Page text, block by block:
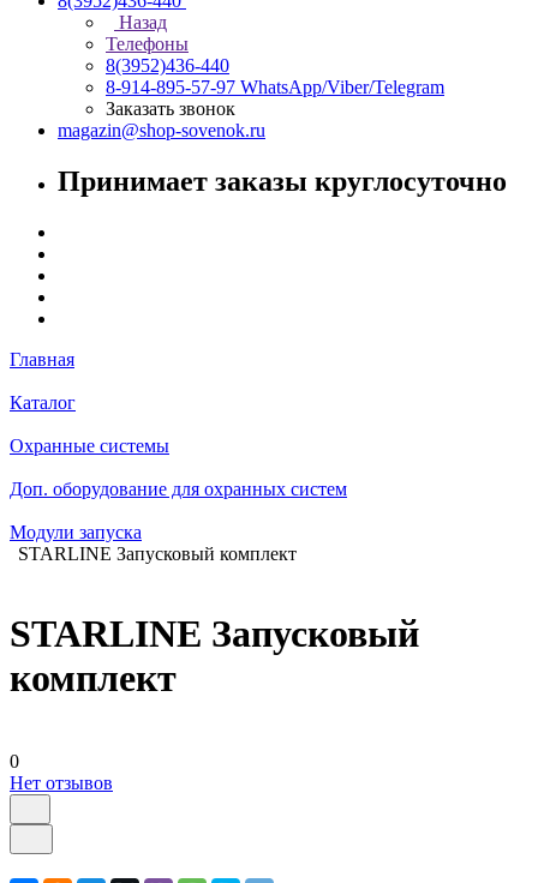
Назад
Телефоны
8(3952)436-440
8-914-895-57-97 WhatsApp/Viber/Telegram
Заказать звонок
magazin@shop-sovenok.ru
Принимает заказы круглосуточно
Главная
Каталог
Охранные системы
Доп. оборудование для охранных систем
Модули запуска
STARLINE Запусковый комплект
STARLINE Запусковый
комплект
0
Нет отзывов